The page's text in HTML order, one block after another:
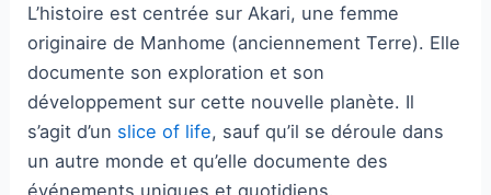
L’histoire est centrée sur Akari, une femme
originaire de Manhome (anciennement Terre). Elle
documente son exploration et son
développement sur cette nouvelle planète. Il
s’agit d’un slice of life, sauf qu’il se déroule dans
un autre monde et qu’elle documente des
événements uniques et quotidiens.